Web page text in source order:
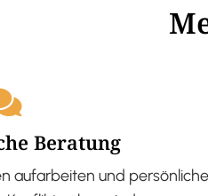
Beratung
aufarbeiten und